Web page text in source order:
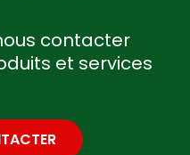
contacter
et services